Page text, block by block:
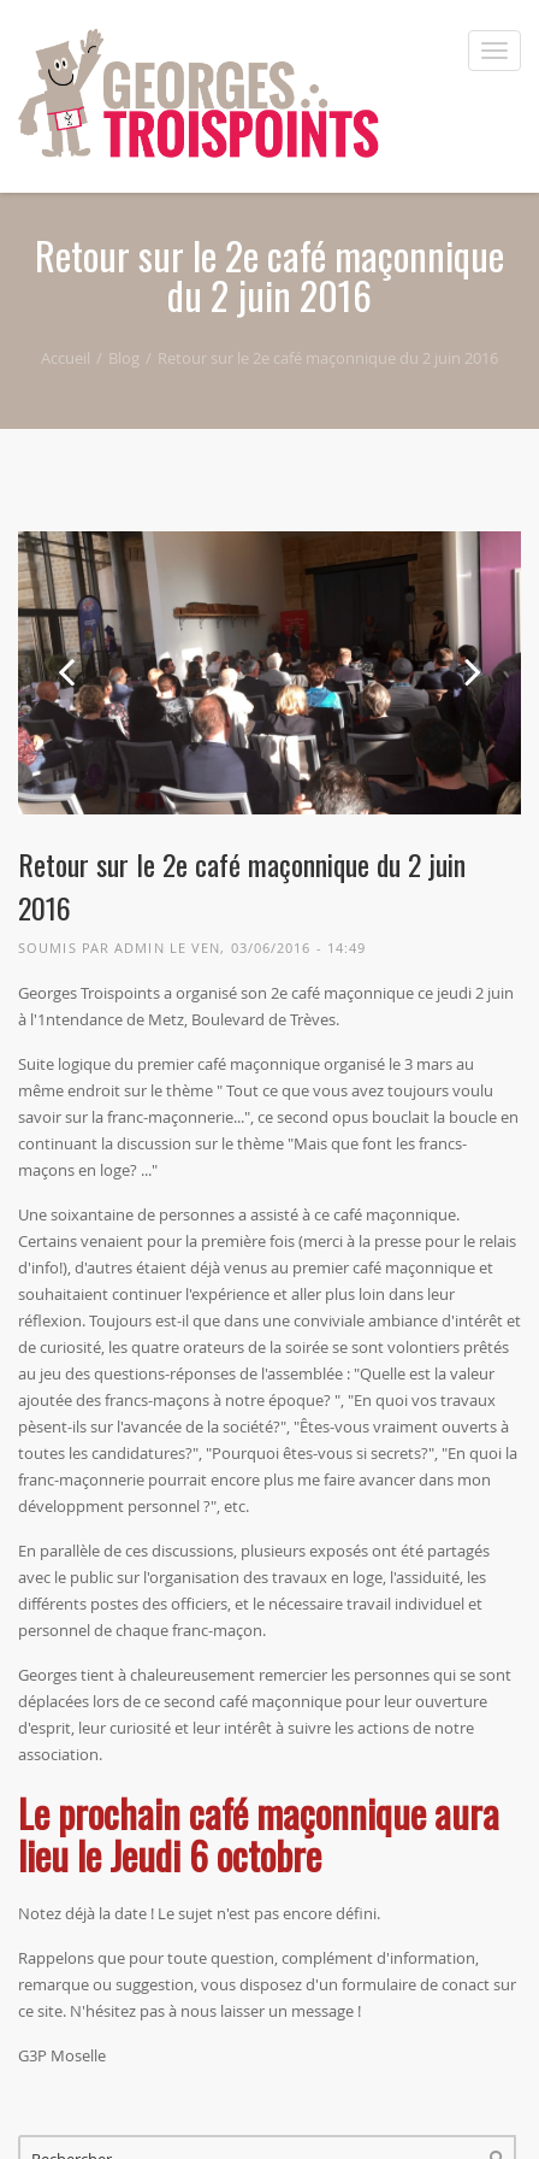
Toggle
Retour sur le 2e café maçonnique
du 2 juin 2016
Accueil Blog Retour sur le 2e café maçonnique du 2 juin 2016
Previous Next
Retour sur le 2e café maçonnique du 2 juin
2016
SOUMIS PARADMIN LE VEN, 03/06/2016 - 14:49
Georges Troispoints a organisé son 2e café maçonnique ce jeudi 2 juin
à l'1ntendance de Metz, Boulevard de Trèves.
Suite logique du premier café maçonnique organisé le 3 mars au
même endroit sur le thème " Tout ce que vous avez toujours voulu
savoir sur la franc-maçonnerie...", ce second opus bouclait la boucle en
continuant la discussion sur le thème "Mais que font les francs-
maçons en loge? ..."
Une soixantaine de personnes a assisté à ce café maçonnique.
Certains venaient pour la première fois (merci à la presse pour le relais
d'info!), d'autres étaient déjà venus au premier café maçonnique et
souhaitaient continuer l'expérience et aller plus loin dans leur
réflexion. Toujours est-il que dans une conviviale ambiance d'intérêt et
de curiosité, les quatre orateurs de la soirée se sont volontiers prêtés
au jeu des questions-réponses de l'assemblée : "Quelle est la valeur
ajoutée des francs-maçons à notre époque? ", "En quoi vos travaux
pèsent-ils sur l'avancée de la société?", "Êtes-vous vraiment ouverts à
toutes les candidatures?", "Pourquoi êtes-vous si secrets?", "En quoi la
franc-maçonnerie pourrait encore plus me faire avancer dans mon
développment personnel ?", etc.
En parallèle de ces discussions, plusieurs exposés ont été partagés
avec le public sur l'organisation des travaux en loge, l'assiduité, les
différents postes des officiers, et le nécessaire travail individuel et
personnel de chaque franc-maçon.
Georges tient à chaleureusement remercier les personnes qui se sont
déplacées lors de ce second café maçonnique pour leur ouverture
d'esprit, leur curiosité et leur intérêt à suivre les actions de notre
association.
Le prochain café maçonnique aura
lieu le Jeudi 6 octobre
Notez déjà la date ! Le sujet n'est pas encore défini.
Rappelons que pour toute question, complément d'information,
remarque ou suggestion, vous disposez d'un formulaire de conact sur
ce site. N'hésitez pas à nous laisser un message !
G3P Moselle
FORMULAIRE DE RECHERCHE